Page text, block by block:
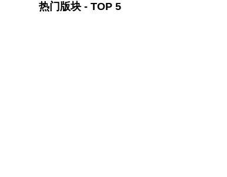
热门版块 - TOP 5